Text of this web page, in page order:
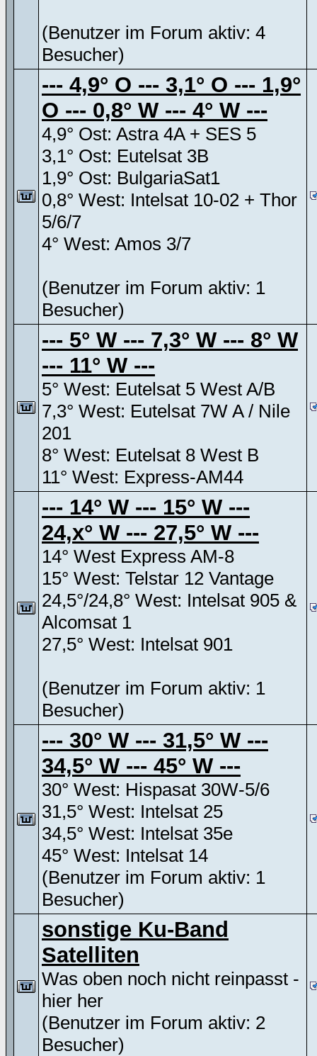
(Benutzer im Forum aktiv: 4
Besucher)
--- 4,9° O --- 3,1° O --- 1,9°
O --- 0,8° W --- 4° W ---
4,9° Ost: Astra 4A + SES 5
3,1° Ost: Eutelsat 3B
1,9° Ost: BulgariaSat1
0,8° West: Intelsat 10-02 + Thor
5/6/7
4° West: Amos 3/7
(Benutzer im Forum aktiv: 1
Besucher)
--- 5° W --- 7,3° W --- 8° W
--- 11° W ---
5° West: Eutelsat 5 West A/B
7,3° West: Eutelsat 7W A / Nile
201
8° West: Eutelsat 8 West B
11° West: Express-AM44
--- 14° W --- 15° W ---
24,x° W --- 27,5° W ---
14° West Express AM-8
15° West: Telstar 12 Vantage
24,5°/24,8° West: Intelsat 905 &
Alcomsat 1
27,5° West: Intelsat 901
(Benutzer im Forum aktiv: 1
Besucher)
--- 30° W --- 31,5° W ---
34,5° W --- 45° W ---
30° West: Hispasat 30W-5/6
31,5° West: Intelsat 25
34,5° West: Intelsat 35e
45° West: Intelsat 14
(Benutzer im Forum aktiv: 1
Besucher)
sonstige Ku-Band
Satelliten
Was oben noch nicht reinpasst -
hier her
(Benutzer im Forum aktiv: 2
Besucher)